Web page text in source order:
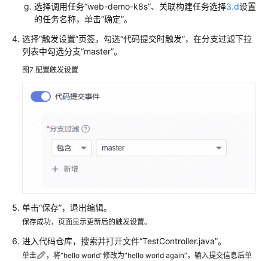
选择调用任务“web-demo-k8s”、关联构建任务选择3.d设置
的任务名称，单击“确定”。
选择“触发设置”页签，勾选“代码提交时触发”，在分支过滤下拉
列表中勾选分支“master”。
图7 配置触发设置
单击“保存”，退出编辑。
保存成功，页面显示更新后的触发设置。
进入代码仓库，搜索并打开文件“TestController.java”。
单击
，将“hello world”修改为“hello world again”，输入提交信息后单